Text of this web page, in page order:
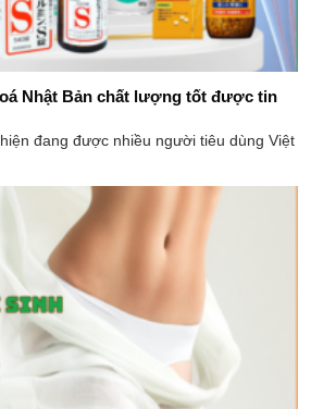
Nhật​ Bản chất lượng tốt được tin
đang được nhiều người tiêu dùng Việt